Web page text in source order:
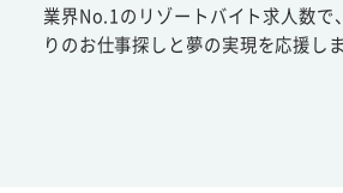
業界No.1のリゾートバイト求人数で
りのお仕事探しと夢の実現を応援しま